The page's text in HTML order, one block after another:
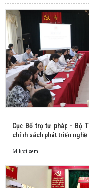
Cục Bổ trợ tư pháp - Bộ
chính sách phát triển
64 lượt xem